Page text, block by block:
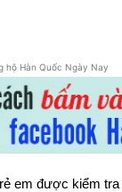
hộ Hàn Quốc Ngày Nay
em được kiểm tra